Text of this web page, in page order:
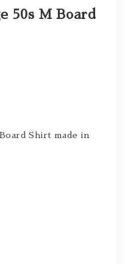
50s M Board
Shirt made in